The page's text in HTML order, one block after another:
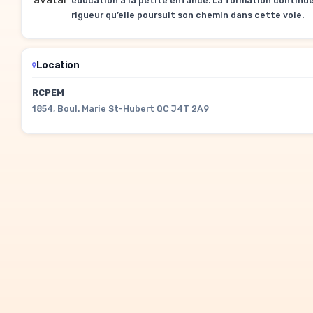
rigueur qu’elle poursuit son chemin dans cette voie.
Location
RCPEM
1854, Boul. Marie St-Hubert QC J4T 2A9